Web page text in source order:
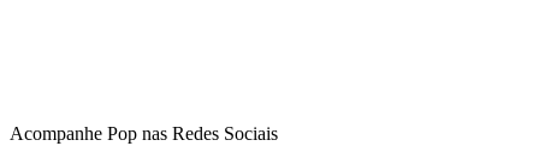
Acompanhe Pop nas Redes Sociais